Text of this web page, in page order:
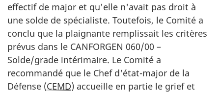
effectif de major et qu'elle n'avait pas droit à
une solde de spécialiste. Toutefois, le Comité a
conclu que la plaignante remplissait les critères
prévus dans le CANFORGEN 060/00 –
Solde/grade intérimaire. Le Comité a
recommandé que le Chef d'état-major de la
Défense (CEMD) accueille en partie le grief et